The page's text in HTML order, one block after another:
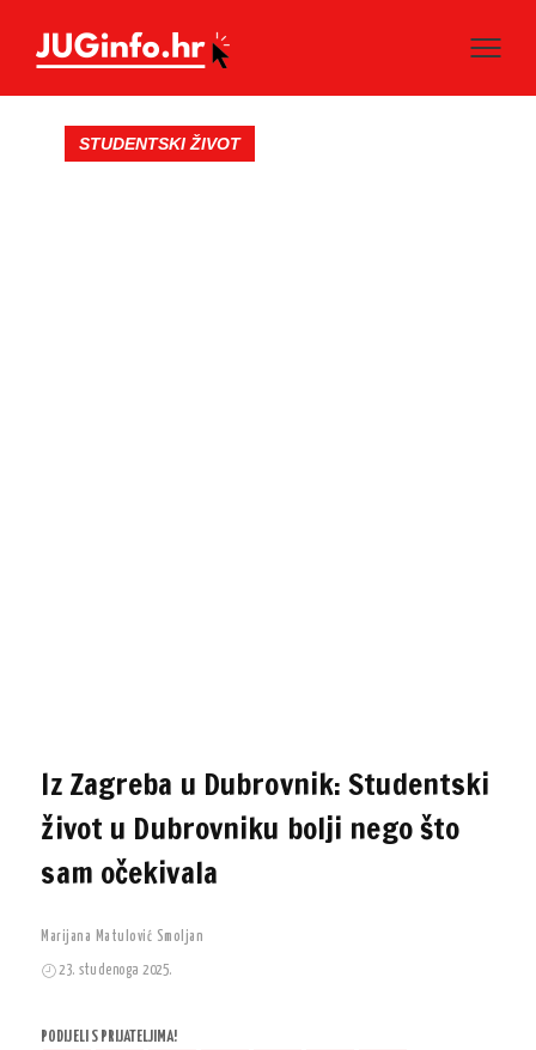
STUDENTSKI ŽIVOT
Iz Zagreba u Dubrovnik: Studentski
život u Dubrovniku bolji nego što
sam očekivala
Marijana Matulović Smoljan
23. studenoga 2025.
PODIJELI S PRIJATELJIMA!